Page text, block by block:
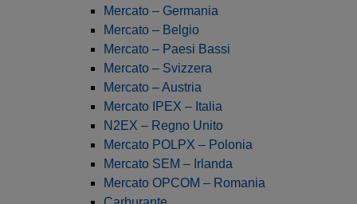
Mercato – Germania
Mercato – Belgio
Mercato – Paesi Bassi
Mercato – Svizzera
Mercato – Austria
Mercato IPEX – Italia
N2EX – Regno Unito
Mercato POLPX – Polonia
Mercato SEM – Irlanda
Mercato OPCOM – Romania